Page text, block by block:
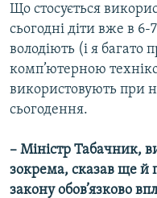
Що стосується
сьогодні діти вже в 6-
володіють (і я багато
комп’ютерною
використовують при
сьогодення.
– Міністр Табачник,
зокрема, сказав ще й
закону обов’язково